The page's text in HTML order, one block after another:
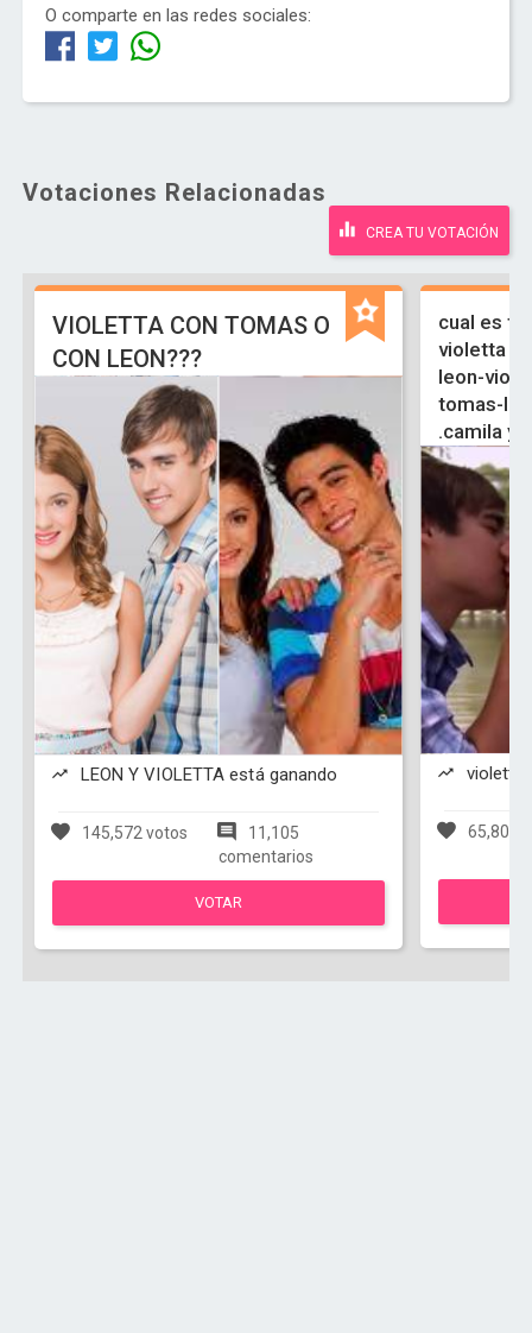
O comparte en las redes sociales:
Votaciones Relacionadas
CREA TU VOTACIÓN
VIOLETTA CON TOMAS O
CON LEON???
LEON Y VIOLETTA está ganando
145,572 votos
11,105
comentarios
VOTAR
cual es
violetta y
leon-
tomas-
.camila y
violetta
65,803